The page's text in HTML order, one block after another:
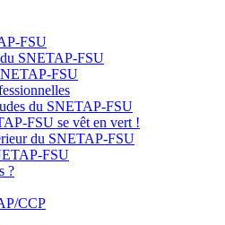
FSU
SNETAP-FSU
FSU
du SNETAP-FSU
FSU se vêt en vert !
du SNETAP-FSU
FSU
?
CCP